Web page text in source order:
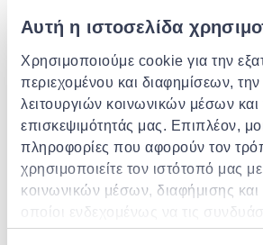
Αυτή η ιστοσελίδα
Χρησιμοποιούμε cookie για την
περιεχομένου και διαφημίσεων,
λειτουργιών κοινωνικών μέσων
επισκεψιμότητάς μας. Επιπλέον,
πληροφορίες που αφορούν τον
χρησιμοποιείτε τον ιστότοπό μας
κοινωνικών μέσων, διαφήμισης
οποίοι ενδεχομένως να τις
πληροφορίες που τους έχετε
Παρόμοια προϊόντα
Rayen ironing board